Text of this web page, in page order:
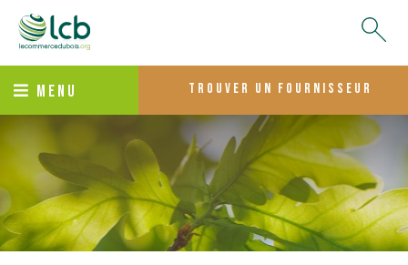
MENU trouver un fournisseur